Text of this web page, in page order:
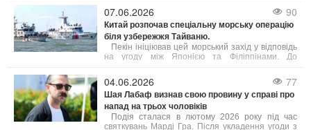
07.06.2026 90
Китай розпочав спеціальну морську операцію
біля узбережжя Тайваню.
Пекін ініціював цей морський захід у відповідь
на угоду між Японією та Філіппінами. До
провінцій, а також китайська берегова охорона.
04.06.2026 77
Шая Лабаф визнав свою провину у справі про
напад на трьох чоловіків
Подія сталася в лютому 2026 року під час
святкувань Марді Гра. Після укладення угоди з